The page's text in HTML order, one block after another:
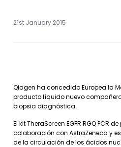
21st January 2015
Qiagen ha concedido Europea la
producto líquido nuevo
biopsia diagnóstica.
El kit TheraScreen EGFR RGQ PCR
colaboración con AstraZeneca y
de la circulación de los ácidos